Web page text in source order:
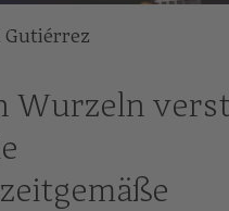
Gutiérrez
Wurzeln